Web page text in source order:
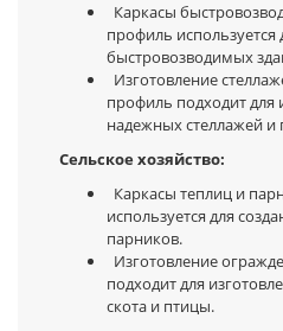
Каркасы
профиль используется
быстровозводимых
Изготовление
профиль подходит для
надежных стеллажей и
Сельское хозяйство:
Каркасы теплиц и
используется для
парников.
Изготовление
подходит для
скота и птицы.